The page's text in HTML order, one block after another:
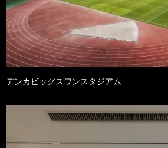
デンカビッグスワンスタジアム